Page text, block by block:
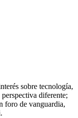
sobre tecnología,
diferente;
foro de vanguardia,